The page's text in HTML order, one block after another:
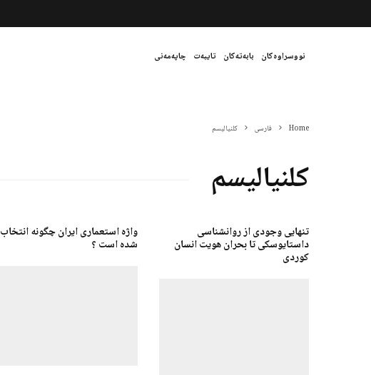
نووسراوەکان بابەتەکان تایبەت چاپەمەنی
Home فارسی کلنیالیسم
کلنیالیسم
تنهایی وجودی از روانشناسی
داستایوسکی تا بحران هویت انسان
کوردی
واژه استعماری ایران چگونه انتخاب
شده است ؟